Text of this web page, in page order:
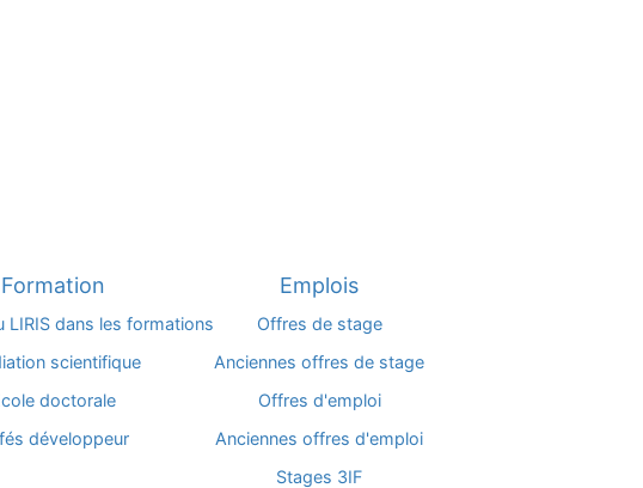
Formation
LIRIS dans les formations
scientifique
doctorale
développeur
Emplois
Offres de stage
Anciennes offres de stage
Offres d'emploi
Anciennes offres d'emploi
Stages 3IF